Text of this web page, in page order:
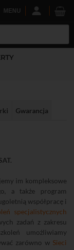
MENU
Gwarancja
im kompleksowe
a także program
współpracę i
specjalistycznych
zadań z zakresu
umożliwiamy
zarówno w Sieci